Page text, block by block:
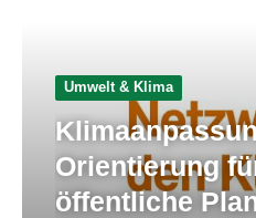
Umwelt & Klima
Orientierung
öffentliche